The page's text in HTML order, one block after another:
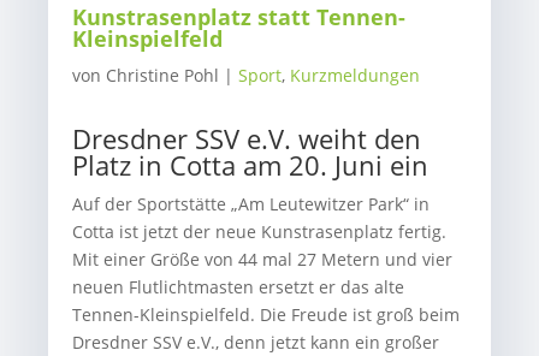
Kunstrasenplatz statt Tennen-
Kleinspielfeld
von Christine Pohl |Sport, Kurzmeldungen
Dresdner SSV e.V. weiht den
Platz in Cotta am 20. Juni ein
Auf der Sportstätte „Am Leutewitzer Park“ in
Cotta ist jetzt der neue Kunstrasenplatz fertig.
Mit einer Größe von 44 mal 27 Metern und vier
neuen Flutlichtmasten ersetzt er das alte
Tennen-Kleinspielfeld. Die Freude ist groß beim
Dresdner SSV e.V., denn jetzt kann ein großer